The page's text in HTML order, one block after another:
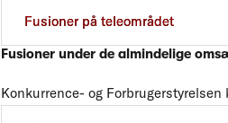
Fusioner på teleområdet
Fusioner under de almindelige
Konkurrence- og